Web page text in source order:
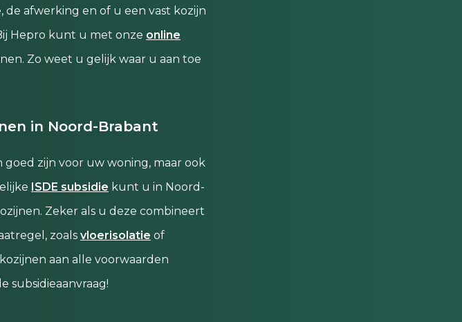
afwerking en of u een vast kozijn
Hepro kunt u met onze online
Zo weet u gelijk waar u aan toe
in Noord-Brabant
zijn voor uw woning, maar ook
ISDE subsidie kunt u in Noord-
Zeker als u deze combineert
zoals vloerisolatie of
aan alle voorwaarden
subsidieaanvraag!